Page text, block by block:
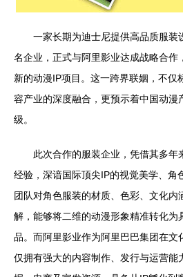
一家长期为迪士尼提供高品质服装
名企业，正式与阿里影业达成战略合作
新的动漫IP项目。这一跨界联姻，不仅
容产业的深度融合，更预示着中国动漫
级。
此次合作的服装企业，凭借其多年
经验，深谙国际顶尖IP的视觉美学、角
团队对角色服装的材质、色彩、文化内
解，能够将二维的动漫形象精准转化为
品。而阿里影业作为阿里巴巴集团在文
仅拥有强大的内容制作、发行与运营能